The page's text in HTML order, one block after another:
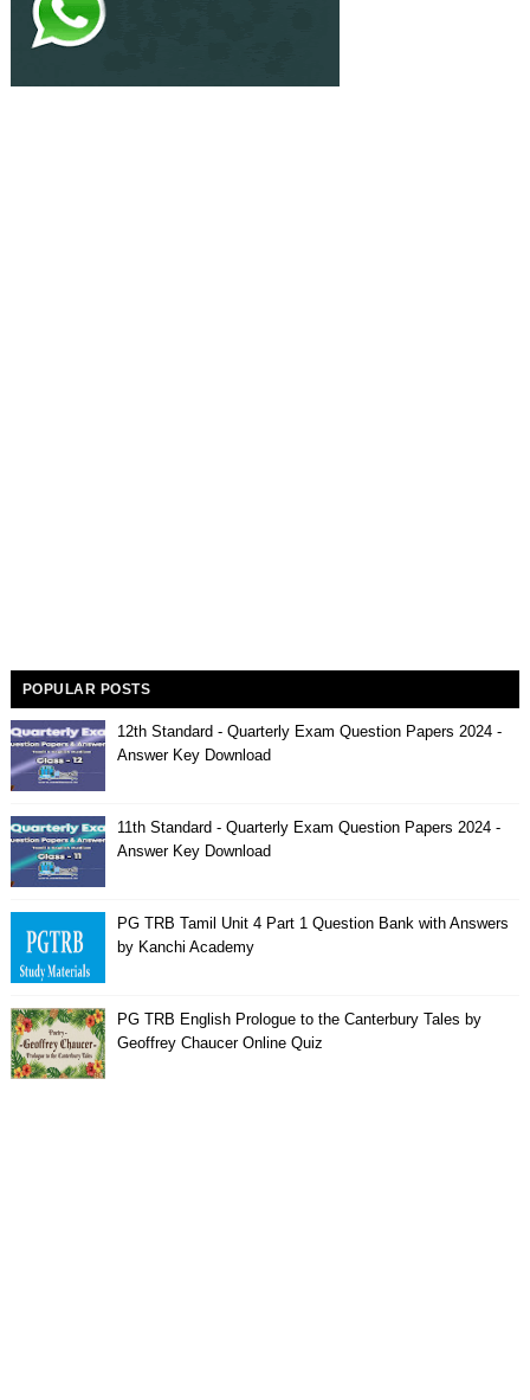
POPULAR POSTS
12th Standard - Quarterly Exam Question Papers 2024 -
Answer Key Download
11th Standard - Quarterly Exam Question Papers 2024 -
Answer Key Download
PG TRB Tamil Unit 4 Part 1 Question Bank with Answers
by Kanchi Academy
PG TRB English Prologue to the Canterbury Tales by
Geoffrey Chaucer Online Quiz